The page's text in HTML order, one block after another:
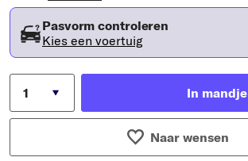
Pasvorm controleren
Kies een voertuig
In mandje
Naar wensen